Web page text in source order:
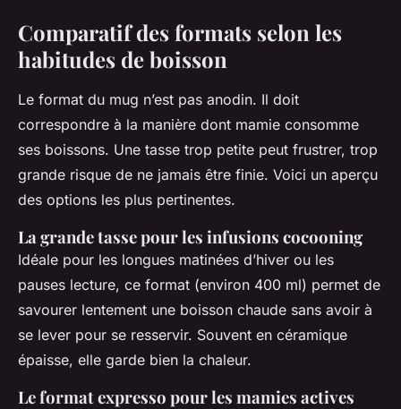
Comparatif des formats selon les
habitudes de boisson
Le format du mug n’est pas anodin. Il doit
correspondre à la manière dont mamie consomme
ses boissons. Une tasse trop petite peut frustrer, trop
grande risque de ne jamais être finie. Voici un aperçu
des options les plus pertinentes.
La grande tasse pour les infusions cocooning
Idéale pour les longues matinées d’hiver ou les
pauses lecture, ce format (environ 400 ml) permet de
savourer lentement une boisson chaude sans avoir à
se lever pour se resservir. Souvent en céramique
épaisse, elle garde bien la chaleur.
Le format expresso pour les mamies actives